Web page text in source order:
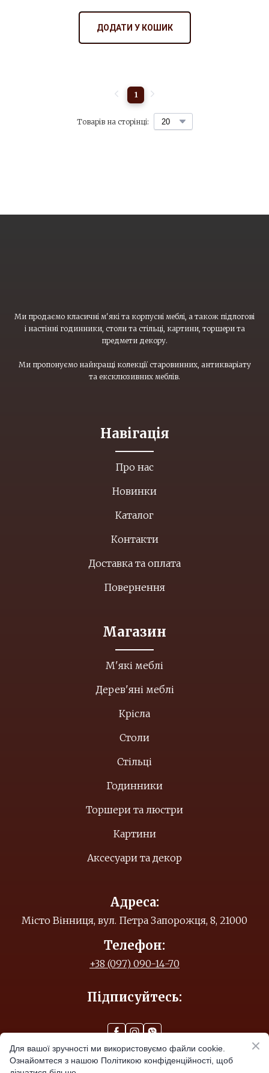
ДОДАТИ У КОШИК
Товарів на сторінці:
1
Ми продаємо класичні м'які та корпусні меблі, а також підлогові
і настінні годинники, столи та стільці, картини, торшери та
предмети декору.
Ми пропонуємо найкращі колекції старовинних, антикваріату
та ексклюзивних меблів.
Навігація
Про нас
Новинки
Каталог
Контакти
Доставка та оплата
Повернення
Магазин
М'які меблі
Дерев'яні меблі
Крісла
Столи
Стільці
Годинники
Торшери та люстри
Картини
Аксесуари та декор
Адреса:
Місто Вінниця, вул. Петра Запорожця, 8, 21000
Телефон:
+38 (097) 090-14-70
Підписуйтесь:
Для вашої зручності ми використовуємо файли cookie.
Ознайомтеся з нашою Політикою конфіденційності, щоб